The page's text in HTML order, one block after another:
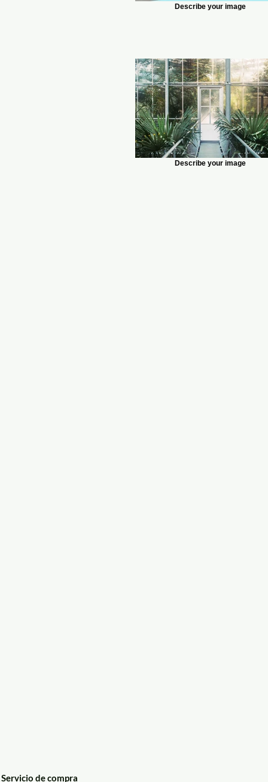
Describe your image
Describe your image
Servicio de compra